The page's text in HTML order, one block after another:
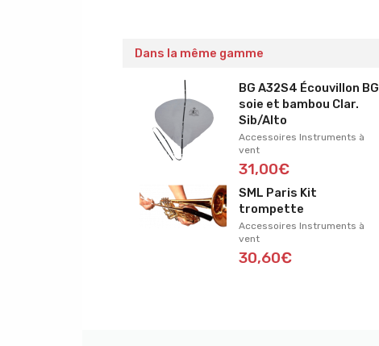
Dans la même gamme
BG A32S4 Écouvillon BG
soie et bambou Clar.
Sib/Alto
Accessoires Instruments à
vent
31,00€
SML Paris Kit
trompette
Accessoires Instruments à
vent
30,60€